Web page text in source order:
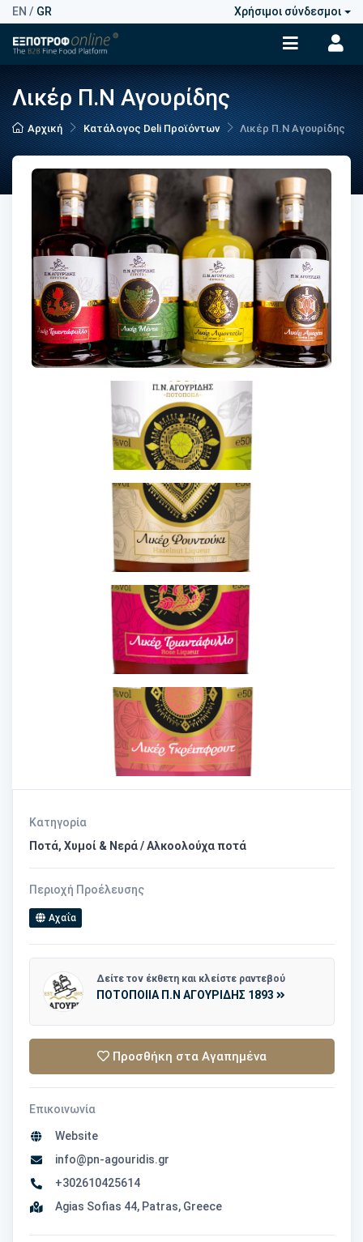
EN / GR Χρήσιμοι σύνδεσμοι
Λικέρ Π.Ν Αγουρίδης
Αρχική Κατάλογος Deli Προϊόντων Λικέρ Π.Ν Αγουρίδης
Κατηγορία
Ποτά, Χυμοί & Νερά / Αλκοολούχα ποτά
Περιοχή Προέλευσης
Αχαΐα
Δείτε τον έκθετη και κλείστε ραντεβού
ΠΟΤΟΠΟΙΙΑ Π.Ν ΑΓΟΥΡΙΔΗΣ 1893
Προσθήκη στα Αγαπημένα
Επικοινωνία
Website
info@pn-agouridis.gr
+302610425614
Agias Sofias 44, Patras, Greece